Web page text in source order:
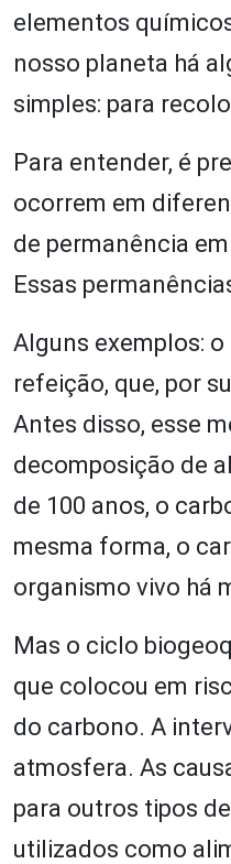
elementos
nosso planeta há
simples: para
Para entender, é
ocorrem em
de permanência
Essas
Alguns exemplos:
refeição, que, por
Antes disso, esse
decomposição de
de 100 anos, o
mesma forma, o
organismo vivo há
Mas o ciclo
que colocou em
do carbono. A
atmosfera. As
para outros tipos
utilizados como